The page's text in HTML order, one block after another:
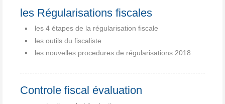
les Régularisations fiscales
les 4 étapes de la régularisation fiscale
les outils du fiscaliste
les nouvelles procedures de régularisations 2018
Controle fiscal évaluation